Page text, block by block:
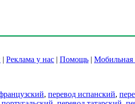
| Реклама у нас | Помощь | Мобильная
, перевод испанский,